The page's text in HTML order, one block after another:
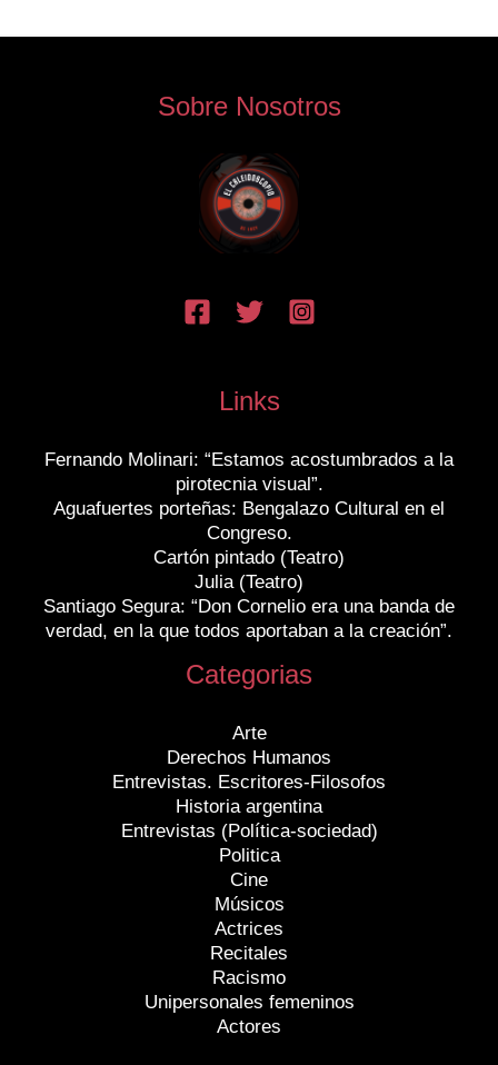
Sobre Nosotros
Links
Fernando Molinari: “Estamos acostumbrados a la
pirotecnia visual”.
Aguafuertes porteñas: Bengalazo Cultural en el
Congreso.
Cartón pintado (Teatro)
Julia (Teatro)
Santiago Segura: “Don Cornelio era una banda de
verdad, en la que todos aportaban a la creación”.
Categorias
Arte
Derechos Humanos
Entrevistas. Escritores-Filosofos
Historia argentina
Entrevistas (Política-sociedad)
Politica
Cine
Músicos
Actrices
Recitales
Racismo
Unipersonales femeninos
Actores